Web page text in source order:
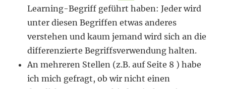
Learning-Begriff geführt haben: Jeder wird
unter diesen Begriffen etwas anderes
verstehen und kaum jemand wird sich an die
differenzierte Begriffsverwendung halten.
An mehreren Stellen (z.B. auf Seite 8 ) habe
ich mich gefragt, ob wir nicht einen